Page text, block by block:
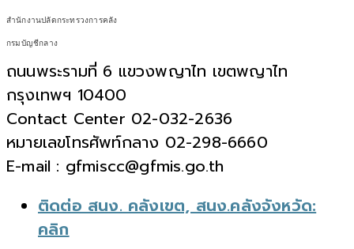
สำนักงานปลัดกระทรวงการคลัง
กรมบัญชีกลาง
ถนนพระรามที่ 6 แขวงพญาไท เขตพญาไท
กรุงเทพฯ 10400
Contact Center 02-032-2636
หมายเลขโทรศัพท์กลาง 02-298-6660
E-mail : gfmiscc@gfmis.go.th
ติดต่อ สนง. คลังเขต, สนง.คลังจังหวัด:
คลิก